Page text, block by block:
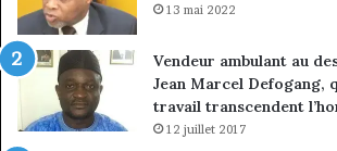
13 mai 2022
Vendeur ambulant au
Jean Marcel Defogang,
travail transcendent
12 juillet 2017